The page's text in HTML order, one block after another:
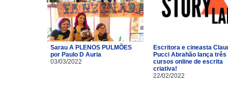
Sarau A PLENOS PULMÕES
por Paulo D Auria
03/03/2022
Escritora e cineasta
Pucci Abrahão lança três
cursos online de escrita
criativa!
22/02/2022